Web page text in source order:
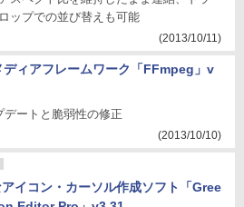
ップでの並び替えも可能
(2013/10/11)
ィアフレームワーク「FFmpeg」v
ートと脆弱性の修正
(2013/10/10)
イコン・カーソル作成ソフト「Gree